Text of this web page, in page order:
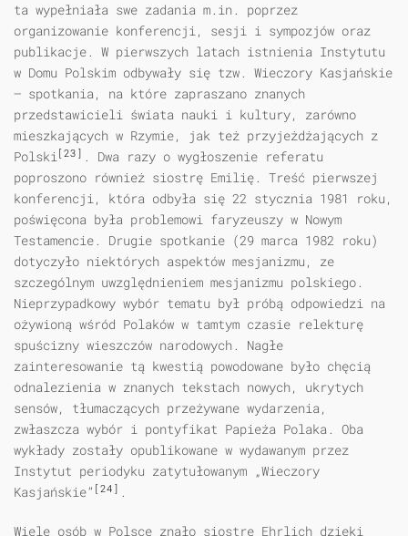
ta wypełniała swe zadania m.in. poprzez
organizowanie konferencji, sesji i sympozjów oraz
publikacje. W pierwszych latach istnienia Instytutu
w Domu Polskim odbywały się tzw. Wieczory Kasjańskie
— spotkania, na które zapraszano znanych
przedstawicieli świata nauki i kultury, zarówno
mieszkających w Rzymie, jak też przyjeżdżających z
Polski [23] . Dwa razy o wygłoszenie referatu
poproszono również siostrę Emilię. Treść pierwszej
konferencji, która odbyła się 22 stycznia 1981 roku,
poświęcona była problemowi faryzeuszy w Nowym
Testamencie. Drugie spotkanie (29 marca 1982 roku)
dotyczyło niektórych aspektów mesjanizmu, ze
szczególnym uwzględnieniem mesjanizmu polskiego.
Nieprzypadkowy wybór tematu był próbą odpowiedzi na
ożywioną wśród Polaków w tamtym czasie relekturę
spuścizny wieszczów narodowych. Nagłe
zainteresowanie tą kwestią powodowane było chęcią
odnalezienia w znanych tekstach nowych, ukrytych
sensów, tłumaczących przeżywane wydarzenia,
zwłaszcza wybór i pontyfikat Papieża Polaka. Oba
wykłady zostały opublikowane w wydawanym przez
Instytut periodyku zatytułowanym „Wieczory
Kasjańskie” [24] .
Wiele osób w Polsce znało siostrę Ehrlich dzięki